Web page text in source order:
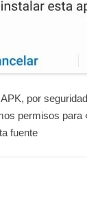
por
permisos para
fuente